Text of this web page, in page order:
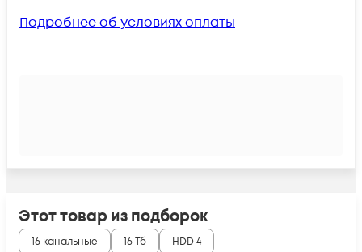
Подробнее об условиях оплаты
Этот товар из подборок
16 канальные 16 Тб HDD 4